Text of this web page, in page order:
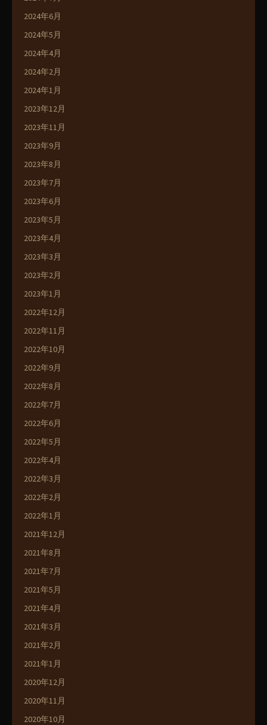
2024年6月
2024年5月
2024年4月
2024年2月
2024年1月
2023年12月
2023年11月
2023年9月
2023年8月
2023年7月
2023年6月
2023年5月
2023年4月
2023年3月
2023年2月
2023年1月
2022年12月
2022年11月
2022年10月
2022年9月
2022年8月
2022年7月
2022年6月
2022年5月
2022年4月
2022年3月
2022年2月
2022年1月
2021年12月
2021年8月
2021年7月
2021年5月
2021年4月
2021年3月
2021年2月
2021年1月
2020年12月
2020年11月
2020年10月